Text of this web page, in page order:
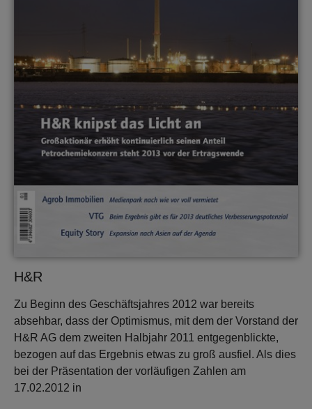
H&R
Zu Beginn des Geschäftsjahres 2012 war bereits
absehbar, dass der Optimismus, mit dem der Vorstand der
H&R AG dem zweiten Halbjahr 2011 entgegenblickte,
bezogen auf das Ergebnis etwas zu groß ausfiel. Als dies
bei der Präsentation der vorläufigen Zahlen am
17.02.2012 in